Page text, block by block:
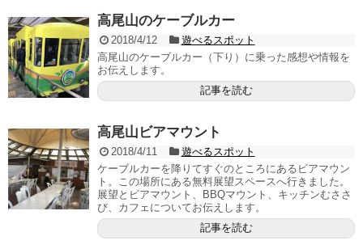
高尾山のケーブルカー
2018/4/12
遊べるスポット
高尾山のケーブルカー（下り）に乗った感想や情報を
お伝えします。
記事を読む
高尾山ビアマウント
2018/4/11
遊べるスポット
ケーブルカーを降りてすぐのところにあるビアマウン
ト。この場所にある無料展望スペースへ行きました。
展望とビアマウント、BBQマウント、キッチンむささ
び、カフェについてお伝えします。
記事を読む